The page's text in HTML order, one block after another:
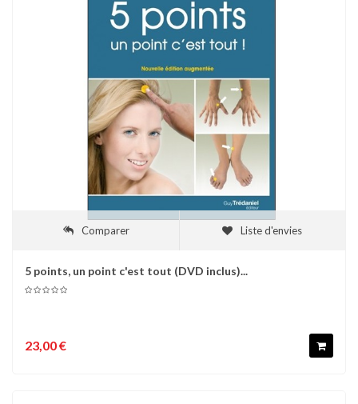
Comparer Liste d'envies
5 points, un point c'est tout (DVD inclus)...
23,00 €